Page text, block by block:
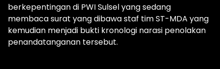
berkepentingan di PWI Sulsel yang sedang
membaca surat yang dibawa staf tim ST-MDA yang
kemudian menjadi bukti kronologi narasi penolakan
penandatanganan tersebut.